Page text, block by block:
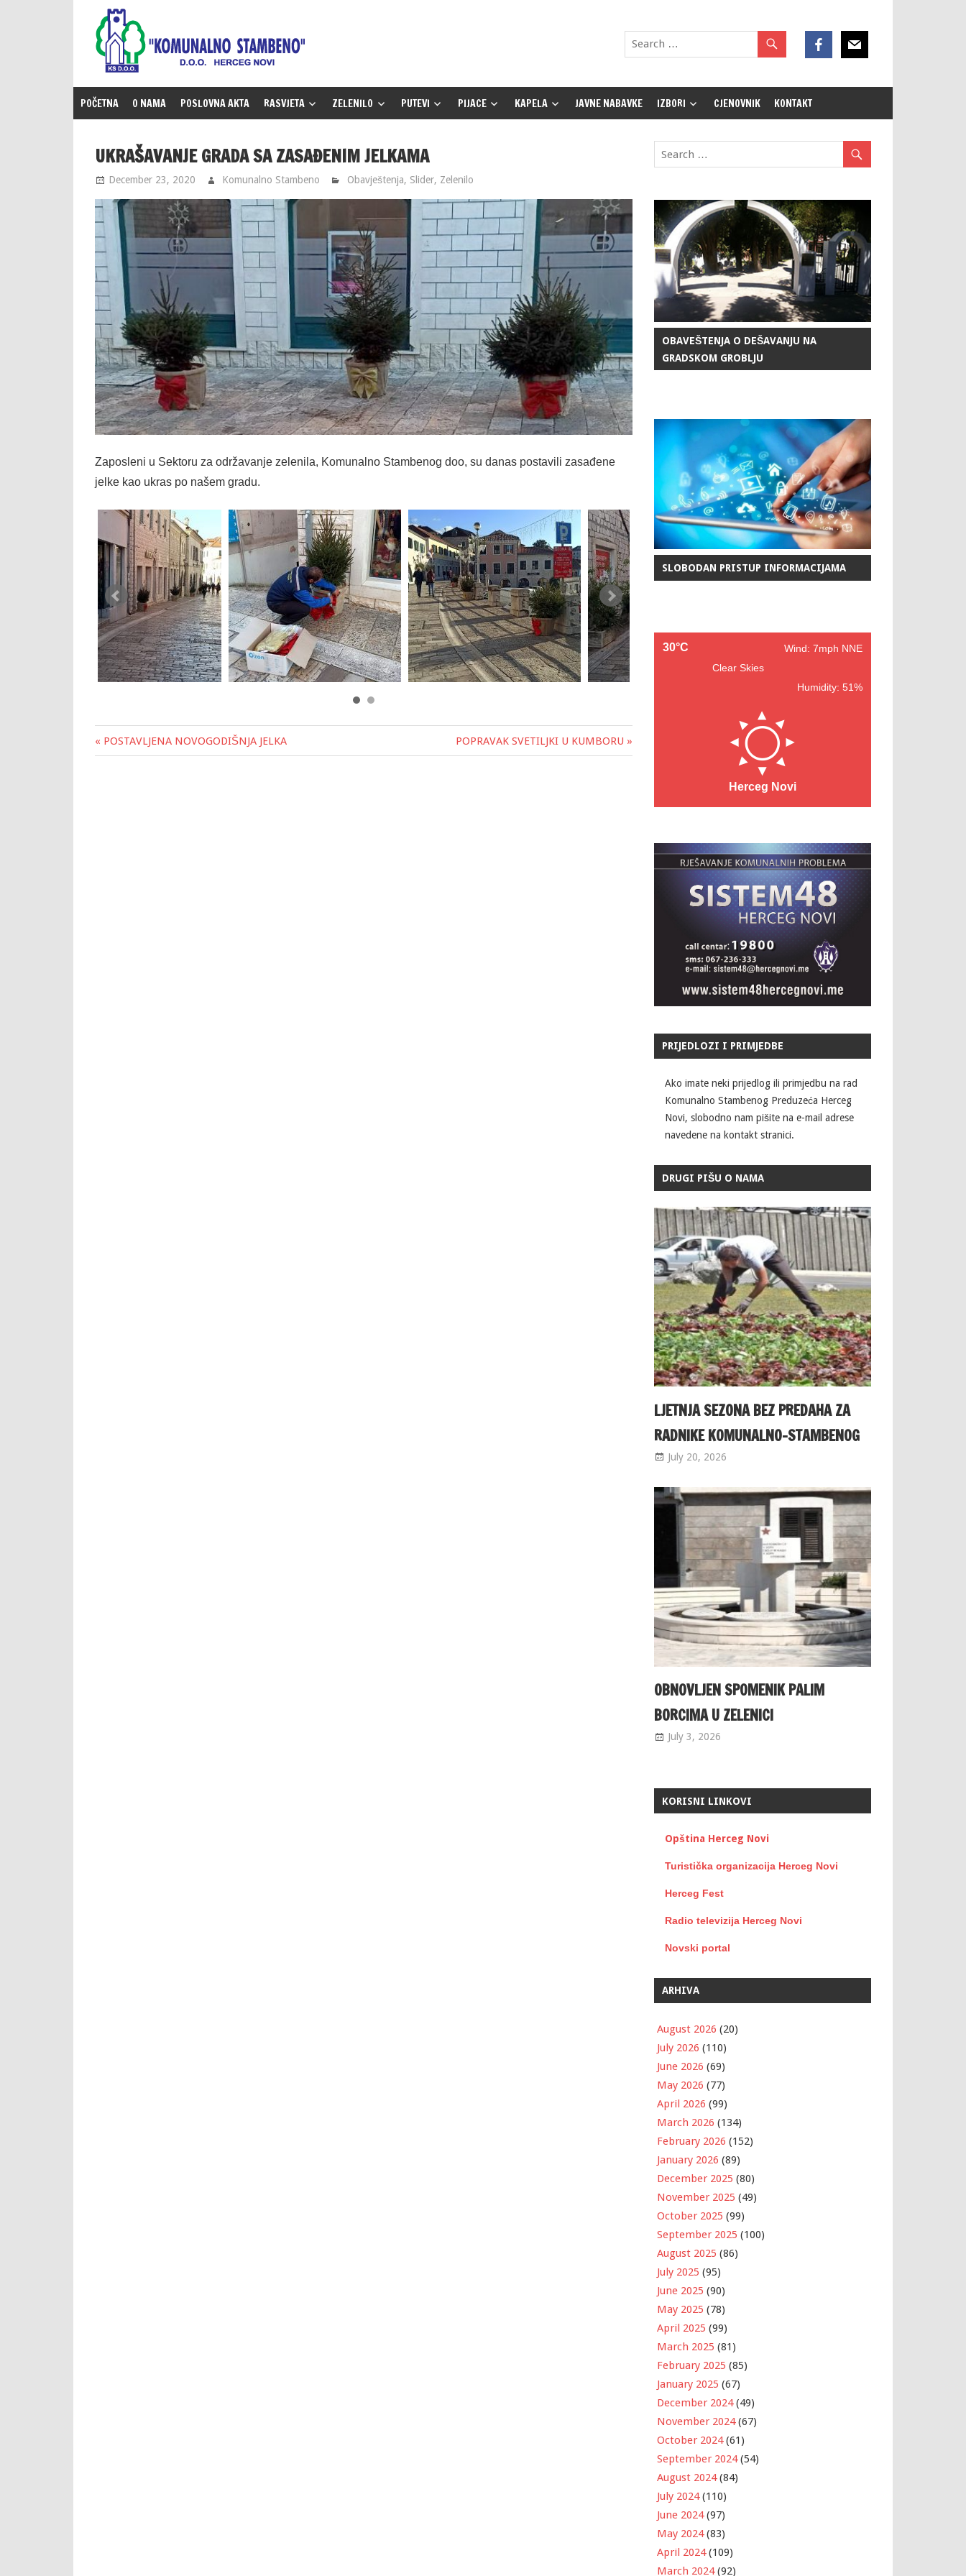
content
POČETNA O NAMA POSLOVNA AKTA RASVJETA ZELENILO PUTEVI PIJACE KAPELA JAVNE NABAVKE IZBORI CJENOVNIK KONTAKT
UKRAŠAVANJE GRADA SA ZASAĐENIM JELKAMA
December 23, 2020 Komunalno Stambeno Obavještenja, Slider, Zelenilo
Zaposleni u Sektoru za održavanje zelenila, Komunalno Stambenog doo, su danas postavili zasađene
jelke kao ukras po našem gradu.
Post
« POSTAVLJENA NOVOGODIŠNJA JELKA POPRAVAK SVETILJKI U KUMBORU »
OBAVEŠTENJA O DEŠAVANJU NA
GRADSKOM GROBLJU
SLOBODAN PRISTUP INFORMACIJAMA
30°C
Wind: 7mph NNE
Clear Skies
Humidity: 51%
Herceg Novi
PRIJEDLOZI I PRIMJEDBE
Ako imate neki prijedlog ili primjedbu na rad
Komunalno Stambenog Preduzeća Herceg
Novi, slobodno nam pišite na e-mail adrese
navedene na kontakt stranici.
DRUGI PIŠU O NAMA
LJETNJA SEZONA BEZ PREDAHA ZA
RADNIKE KOMUNALNO-STAMBENOG
July 20, 2026
OBNOVLJEN SPOMENIK PALIM
BORCIMA U ZELENICI
July 3, 2026
KORISNI LINKOVI
Opština Herceg Novi
Turistička organizacija Herceg Novi
Herceg Fest
Radio televizija Herceg Novi
Novski portal
ARHIVA
August 2026 (20)
July 2026 (110)
June 2026 (69)
May 2026 (77)
April 2026 (99)
March 2026 (134)
February 2026 (152)
January 2026 (89)
December 2025 (80)
November 2025 (49)
October 2025 (99)
September 2025 (100)
August 2025 (86)
July 2025 (95)
June 2025 (90)
May 2025 (78)
April 2025 (99)
March 2025 (81)
February 2025 (85)
January 2025 (67)
December 2024(49)
November 2024(67)
October 2024(61)
September 2024(54)
August 2024(84)
July 2024(110)
June 2024(97)
May 2024(83)
April 2024(109)
March 2024(92)